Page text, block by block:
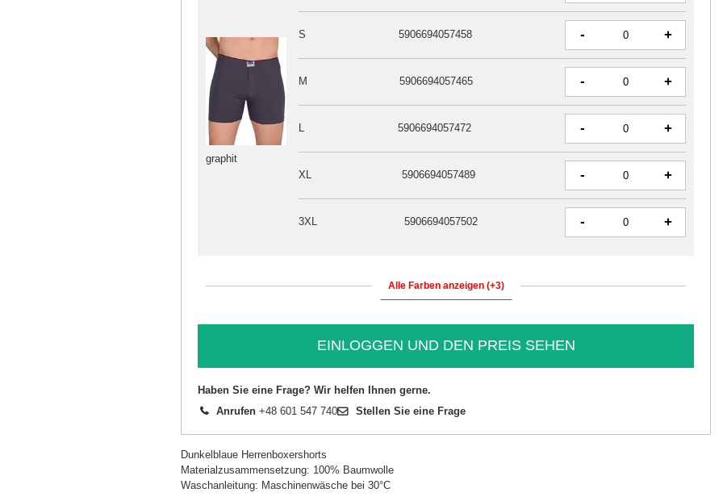
graphit
S 5906694057458 - +
M 5906694057465 - +
L 5906694057472 - +
XL 5906694057489 - +
3XL 5906694057502 - +
Alle Farben anzeigen (+3)
EINLOGGEN UND DEN PREIS SEHEN
Haben Sie eine Frage? Wir helfen Ihnen gerne.
Anrufen +48 601 547 740 Stellen Sie eine Frage
Dunkelblaue Herrenboxershorts
Materialzusammensetzung: 100% Baumwolle
Waschanleitung: Maschinenwäsche bei 30°C